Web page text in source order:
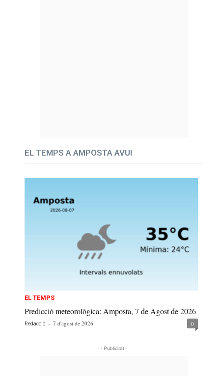
EL TEMPS A AMPOSTA AVUI
EL TEMPS
Predicció meteorològica: Amposta, 7 de Agost de 2026
Redacció - 7 d'agost de 2026 0
- Publicitat -